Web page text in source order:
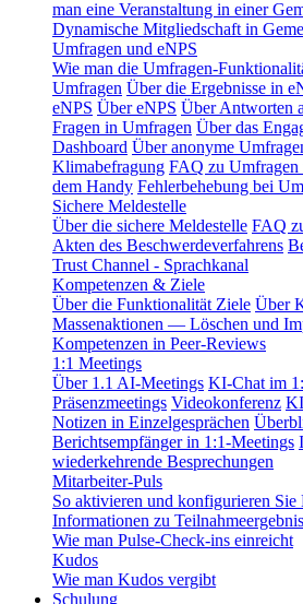
man eine Veranstaltung in einer
Dynamische Mitgliedschaft in
Umfragen und eNPS
Wie man die Umfragen-
Umfragen Über die Ergebnisse in
eNPS Über eNPS Über Antworten
Fragen in Umfragen Über das
Dashboard Über anonyme
Klimabefragung FAQ zu Umfragen
dem Handy Fehlerbehebung bei
Sichere Meldestelle
Über die sichere Meldestelle FAQ
Akten des Beschwerdeverfahrens
Trust Channel - Sprachkanal
Kompetenzen & Ziele
Über die Funktionalität Ziele Über
Massenaktionen — Löschen und
Kompetenzen in Peer-Reviews
1:1 Meetings
Über 1.1 AI-Meetings KI-Chat im
Präsenzmeetings Videokonferenz
Notizen in Einzelgesprächen
Berichtsempfänger in 1:1-Meetings
wiederkehrende Besprechungen
Mitarbeiter-Puls
So aktivieren und konfigurieren Sie
Informationen zu
Wie man Pulse-Check-ins einreicht
Kudos
Wie man Kudos vergibt
Schulung